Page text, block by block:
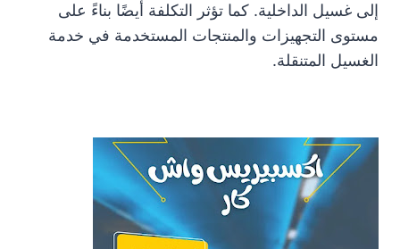
إلى غسيل الداخلية. كما تؤثر التكلفة أيضًا بناءً على
مستوى التجهيزات والمنتجات المستخدمة في خدمة
الغسيل المتنقلة.